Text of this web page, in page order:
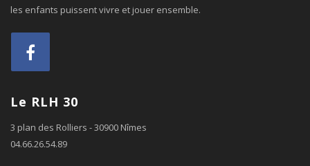
les enfants puissent vivre et jouer ensemble.
Le RLH 30
3 plan des Rolliers - 30900 Nîmes
04.66.26.54.89